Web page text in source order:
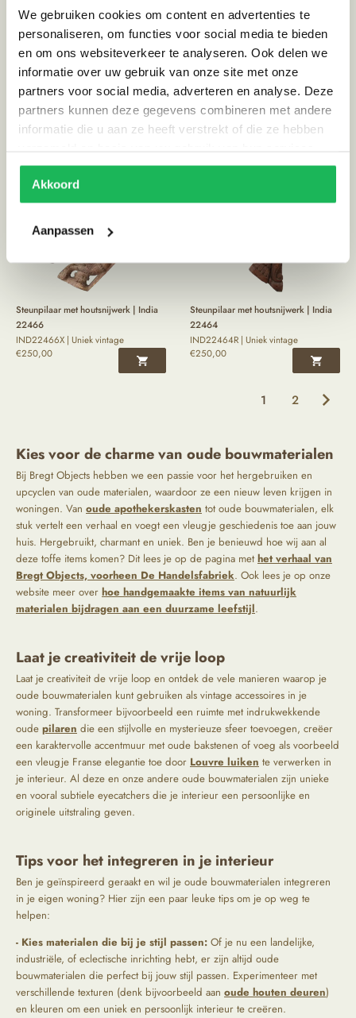
We gebruiken cookies om content en advertenties te
personaliseren, om functies voor social media te bieden
en om ons websiteverkeer te analyseren. Ook delen we
informatie over uw gebruik van onze site met onze
partners voor social media, adverteren en analyse. Deze
partners kunnen deze gegevens combineren met andere
informatie die u aan ze heeft verstrekt of die ze hebben
Akkoord
Aanpassen
Steunpilaar met houtsnijwerk India
22470 | Uniek vintage
€125,00
Steunpilaar met houtsnijwerk | India
22469 | Uniek vintage
€125,00
Steunpilaar met houtsnijwerk | India
22466
IND22466X | Uniek vintage
€250,00
Steunpilaar met houtsnijwerk | India
22464
IND22464R | Uniek vintage
€250,00
1 2
Kies voor de charme van oude bouwmaterialen
Bij Bregt Objects hebben we een passie voor het hergebruiken en
upcyclen van oude materialen, waardoor ze een nieuw leven krijgen in
woningen. Van oude apothekerskasten tot oude bouwmaterialen, elk
stuk vertelt een verhaal en voegt een vleugje geschiedenis toe aan jouw
huis. Hergebruikt, charmant en uniek. Ben je benieuwd hoe wij aan al
deze toffe items komen? Dit lees je op de pagina met het verhaal van
Bregt Objects, voorheen De Handelsfabriek. Ook lees je op onze
website meer over hoe handgemaakte items van natuurlijk
materialen bijdragen aan een duurzame leefstijl.
Laat je creativiteit de vrije loop
Laat je creativiteit de vrije loop en ontdek de vele manieren waarop je
oude bouwmaterialen kunt gebruiken als vintage accessoires in je
woning. Transformeer bijvoorbeeld een ruimte met indrukwekkende
oude pilaren die een stijlvolle en mysterieuze sfeer toevoegen, creëer
een karaktervolle accentmuur met oude bakstenen of voeg als voorbeeld
een vleugje Franse elegantie toe door Louvre luiken te verwerken in
je interieur. Al deze en onze andere oude bouwmaterialen zijn unieke
en vooral subtiele eyecatchers die je interieur een persoonlijke en
originele uitstraling geven.
Tips voor het integreren in je interieur
Ben je geïnspireerd geraakt en wil je oude bouwmaterialen integreren
in je eigen woning? Hier zijn een paar leuke tips om je op weg te
helpen:
- Kies materialen die bij je stijl passen: Of je nu een landelijke,
industriële, of eclectische inrichting hebt, er zijn altijd oude
bouwmaterialen die perfect bij jouw stijl passen. Experimenteer met
verschillende texturen (denk bijvoorbeeld aan oude houten deuren)
en kleuren om een uniek en persoonlijk interieur te creëren.